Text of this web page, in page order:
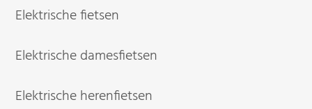
Elektrische fietsen
Elektrische damesfietsen
Elektrische herenfietsen